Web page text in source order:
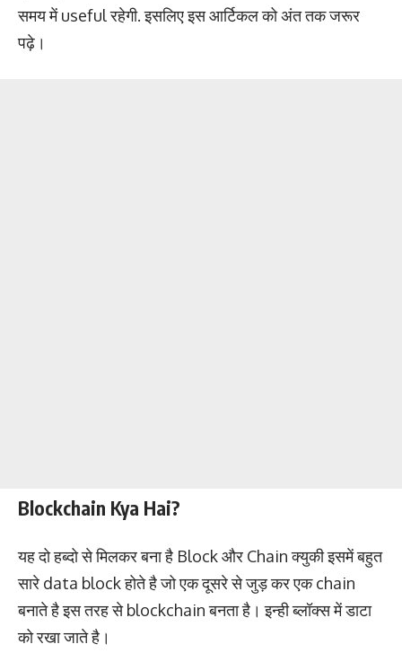
समय में useful रहेगी. इसलिए इस आर्टिकल को अंत तक जरूर
पढ़े।
Blockchain Kya Hai?
यह दो हब्दो से मिलकर बना है Block और Chain क्युकी इसमें बहुत
सारे data block होते है जो एक दूसरे से जुड़ कर एक chain
बनाते है इस तरह से blockchain बनता है। इन्ही ब्लॉक्स में डाटा
को रखा जाते है।